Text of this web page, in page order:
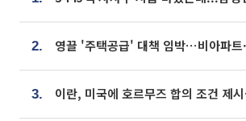
2.
3.